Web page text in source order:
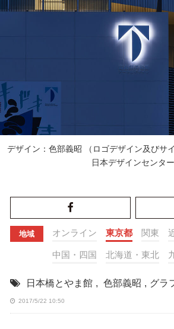
デザイン：色部義昭 （ロゴデザイン及びサ
日本デザインセンター
地域 オンライン 東京都 関東
中国・四国 北海道・東北
日本橋とやま館 , 色部義昭 , グラ
2017/5/22 10:50